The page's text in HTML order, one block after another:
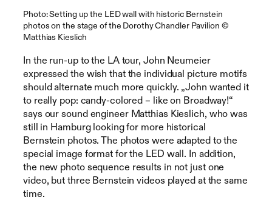
Photo: Setting up the LED wall with historic Bernstein
photos on the stage of the Dorothy Chandler Pavilion ©
Matthias Kieslich
In the run-up to the LA tour, John Neumeier
expressed the wish that the individual picture motifs
should alternate much more quickly. „John wanted it
to really pop: candy-colored – like on Broadway!“
says our sound engineer Matthias Kieslich, who was
still in Hamburg looking for more historical
Bernstein photos. The photos were adapted to the
special image format for the LED wall. In addition,
the new photo sequence results in not just one
video, but three Bernstein videos played at the same
time.